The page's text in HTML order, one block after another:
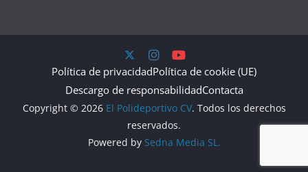
Política de privacidadPolítica de cookie (UE)
Descargo de responsabilidadContacta
Copyright © 2026 El Polideportivo CV. Todos los derechos
reservados.
Powered by Sedna Media SL.